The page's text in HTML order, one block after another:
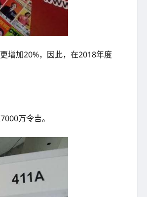
增加20%，因此，在2018年度
万令吉。